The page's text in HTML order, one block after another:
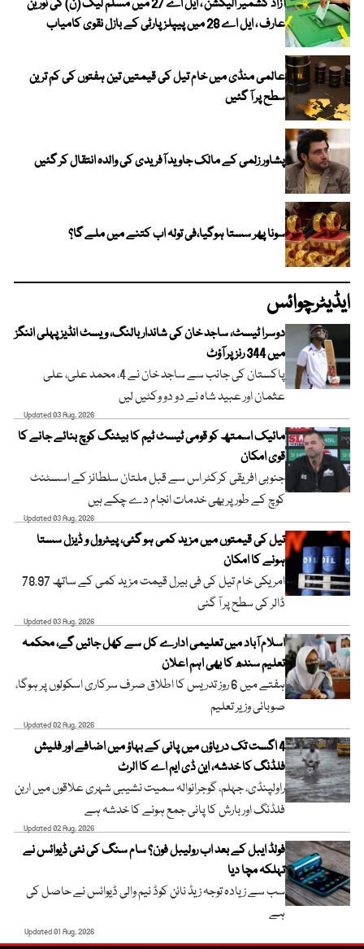
آزاد کشمیر الیکشن ، ایل اے 27 میں مسلم لیگ (ن) کی نورین
عارف ، ایل اے 28 میں پیپلز پارٹی کے بازل نقوی کامیاب
عالمی منڈی میں خام تیل کی قیمتیں تین ہفتوں کی کم ترین
سطح پر آ گئیں
پشاور زلمی کے مالک جاوید آفریدی کی والدہ انتقال کر گئیں
سونا پھر سستا ہوگیا،فی تولہ اب کتنے میں ملے گا؟
ایڈیٹرچوائس
دوسرا ٹیسٹ، ساجد خان کی شاندار بالنگ، ویسٹ انڈیز پہلی اننگز
میں 344 رنز پر آؤٹ
پاکستان کی جانب سے ساجد خان نے 4، محمد علی، علی
عثمان اور عبید شاہ نے دو دو وکٹیں لیں
Updated 03 Aug, 2026
مائیک اسمتھ کو قومی ٹیسٹ ٹیم کا بیٹنگ کوچ بنائے جانے کا
قوی امکان
جنوبی افریقی کرکٹر اس سے قبل ملتان سلطانز کے اسسٹنٹ
کوچ کے طور پر بھی خدمات انجام دے چکے ہیں
Updated 03 Aug, 2026
تیل کی قیمتوں میں مزید کمی ہو گئی، پیٹرول و ڈیزل سستا
ہونے کا امکان
امریکی خام تیل کی فی بیرل قیمت مزید کمی کے ساتھ 78.97
ڈالر کی سطح پر آ گئی
Updated 03 Aug, 2026
اسلام آباد میں تعلیمی ادارے کل سے کھل جائیں گے، محکمہ
تعلیم سندھ کا بھی اہم اعلان
ہفتے میں 6 روز تدریس کا اطلاق صرف سرکاری اسکولوں پر ہوگا،
صوبائی وزیر تعلیم
Updated 02 Aug, 2026
4 اگست تک دریاؤں میں پانی کے بہاؤ میں اضافے اور فلیش
فلڈنگ کا خدشہ، این ڈی ایم اے کا الرٹ
راولپنڈی، جہلم، گوجرانوالہ سمیت نشیبی شہری علاقوں میں اربن
فلڈنگ اور بارش کا پانی جمع ہونے کا خدشہ ہے
Updated 02 Aug, 2026
فولڈ ایبل کے بعد اب رولیبل فون؟ سام سنگ کی نئی ڈیوائس نے
تہلکہ مچا دیا
سب سے زیادہ توجہ زیڈ نائن کوڈ نیم والی ڈیوائس نے حاصل کی
ہے
Updated 01 Aug, 2026